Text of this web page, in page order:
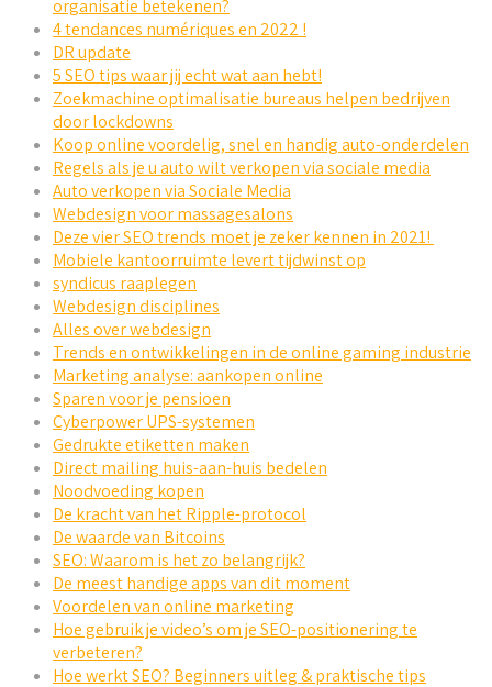
organisatie betekenen?
4 tendances numériques en 2022 !
DR update
5 SEO tips waar jij echt wat aan hebt!
Zoekmachine optimalisatie bureaus helpen bedrijven
door lockdowns
Koop online voordelig, snel en handig auto-onderdelen
Regels als je u auto wilt verkopen via sociale media
Auto verkopen via Sociale Media
Webdesign voor massagesalons
Deze vier SEO trends moet je zeker kennen in 2021!
Mobiele kantoorruimte levert tijdwinst op
syndicus raaplegen
Webdesign disciplines
Alles over webdesign
Trends en ontwikkelingen in de online gaming industrie
Marketing analyse: aankopen online
Sparen voor je pensioen
Cyberpower UPS-systemen
Gedrukte etiketten maken
Direct mailing huis-aan-huis bedelen
Noodvoeding kopen
De kracht van het Ripple-protocol
De waarde van Bitcoins
SEO: Waarom is het zo belangrijk?
De meest handige apps van dit moment
Voordelen van online marketing
Hoe gebruik je video’s om je SEO-positionering te
verbeteren?
Hoe werkt SEO? Beginners uitleg & praktische tips